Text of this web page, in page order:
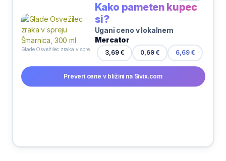
Glade Osvežilec zraka v spreju Šmarnica, 300 ml
Kako pameten kupec
si?
Ugani ceno v lokalnem
Mercator
3,69 € 0,69 € 6,69 €
Preveri cene v bližini na Sivix.com